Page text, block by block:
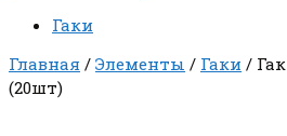
Гаки
Главная / Элементы / Гаки /
(20шт)